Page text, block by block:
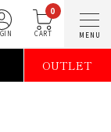
0
OUTLET